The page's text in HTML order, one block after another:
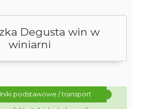
Degusta win w
winiarni
podstawowe / transport